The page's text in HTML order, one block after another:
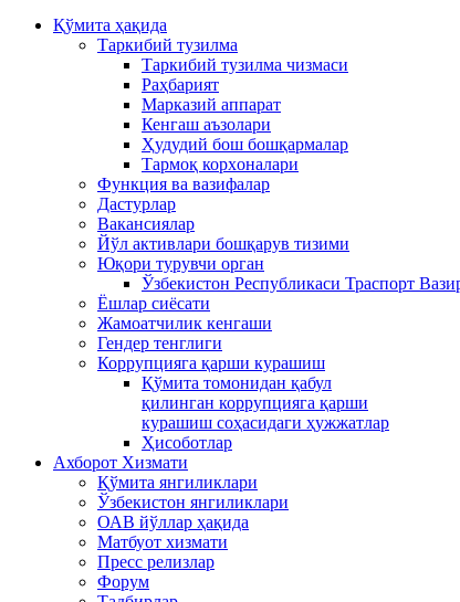
Қўмита ҳақида
Таркибий тузилма
Таркибий тузилма чизмаси
Раҳбарият
Марказий аппарат
Кенгаш аъзолари
Ҳудудий бош бошқармалар
Тармоқ корxоналари
Функция ва вазифалар
Дастурлар
Вакансиялар
Йўл активлари бошқарув тизими
Юқори турувчи орган
Ўзбекистон Республикаси Траспорт
Ёшлар сиёсати
Жамоатчилик кенгаши
Гендер тенглиги
Коррупцияга қарши курашиш
Қўмита томонидан қабул
қилинган коррупцияга қарши
курашиш соҳасидаги ҳужжатлар
Ҳисоботлар
Ахборот Хизмати
Қўмита янгиликлари
Ўзбекистон янгиликлари
ОАВ йўллар ҳақида
Матбуот xизмати
Пресс релизлар
Форум